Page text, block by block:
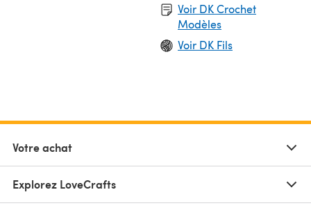
Voir DK Crochet
Modèles
Voir DK Fils
Votre achat
Explorez LoveCrafts